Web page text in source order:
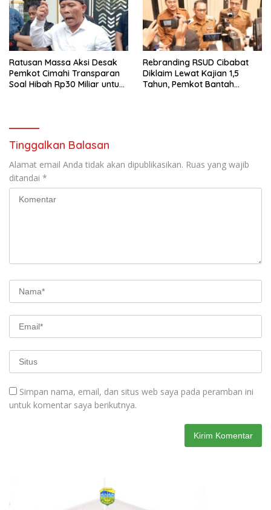
Ratusan Massa Aksi Desak
Pemkot Cimahi Transparan
Soal Hibah Rp30 Miliar untuk
Rebranding RSUD Cibabat
Diklaim Lewat Kajian 1,5
Tahun, Pemkot Bantah
Tinggalkan Balasan
Alamat email Anda tidak akan dipublikasikan. Ruas yang wajib
ditandai *
Simpan nama, email, dan situs web saya pada peramban ini
untuk komentar saya berikutnya.